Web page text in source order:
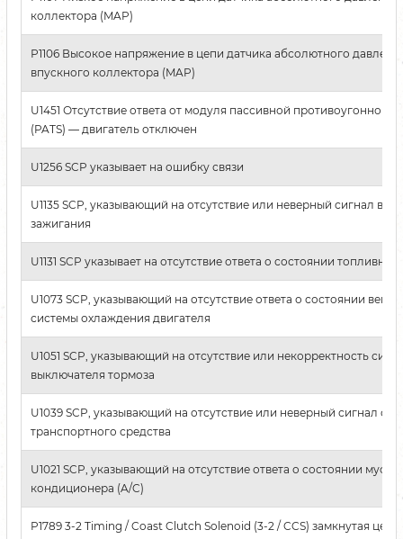
коллектора (MAP)
Р1106 Высокое напряжение в цепи датчика абсолютного
впускного коллектора (MAP)
U1451 Отсутствие ответа от модуля пассивной противоугонной
(PATS) — двигатель отключен
U1256 SCP указывает на ошибку связи
U1135 SCP, указывающий на отсутствие или неверный сигнал
зажигания
U1131 SCP указывает на отсутствие ответа о состоянии
U1073 SCP, указывающий на отсутствие ответа о состоянии
системы охлаждения двигателя
U1051 SCP, указывающий на отсутствие или некорректность
выключателя тормоза
U1039 SCP, указывающий на отсутствие или неверный сигнал
транспортного средства
U1021 SCP, указывающий на отсутствие ответа о состоянии муфты
кондиционера (A/C)
P1789 3-2 Timing / Coast Clutch Solenoid (3-2 / CCS) замкнутая цепь